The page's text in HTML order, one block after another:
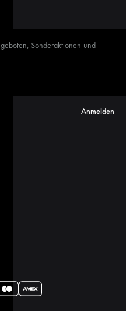
Sonderaktionen und